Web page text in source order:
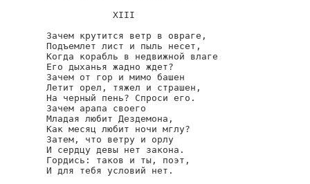
            ХIII
Зачем крутится ветр в овраге,
Подъемлет лист и пыль несет,
Когда корабль в недвижной влаге
Его дыханья жадно ждет?
Зачем от гор и мимо башен
Летит орел, тяжел и страшен,
На черный пень? Спроси его.
Зачем арапа своего
Младая любит Дездемона,
Как месяц любит ночи мглу?
Затем, что ветру и орлу
И сердцу девы нет закона.
Гордись: таков и ты, поэт,
И для тебя условий нет.